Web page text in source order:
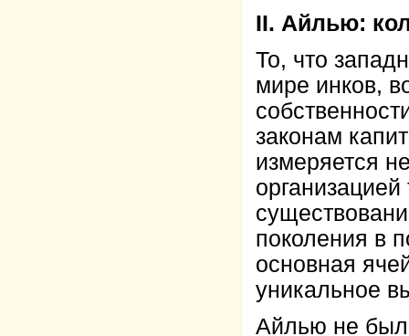
II. Айлью:
То, что
мире инков,
законам
измеряется
поколения в
основная
уникальное
Айлью не был